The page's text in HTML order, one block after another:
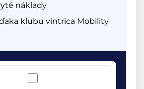
náklady
klubu vintrica Mobility